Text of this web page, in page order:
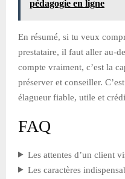
pédagogie en ligne
En résumé, si tu veux
prestataire, il faut aller au-
compte vraiment, c’est la
préserver et conseiller.
élagueur fiable, utile et
FAQ
Les attentes d’un client
Les caractères